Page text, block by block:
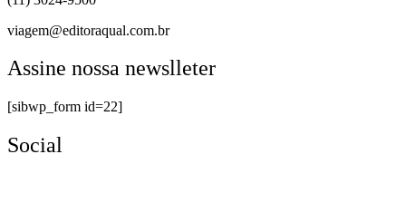
viagem@editoraqual.com.br
Assine nossa newslleter
[sibwp_form id=22]
Social